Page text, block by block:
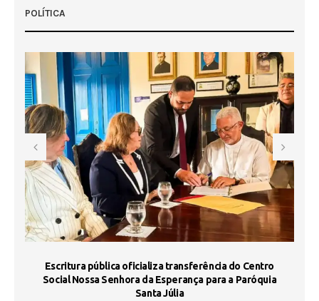
POLÍTICA
Escritura pública oficializa transferência do Centro
Social Nossa Senhora da Esperança para a Paróquia
Santa Júlia